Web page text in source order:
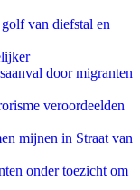
van diefstal en
door migranten
veroordeelden
mijnen in Straat van
onder toezicht om